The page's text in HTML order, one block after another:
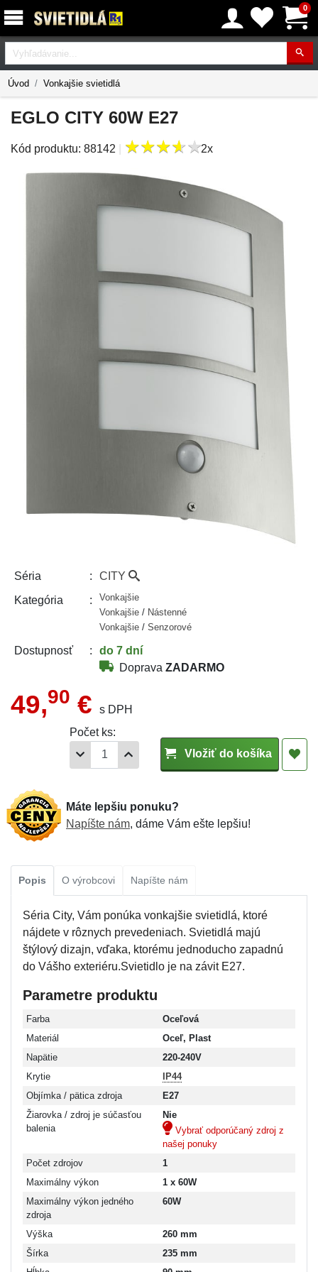
0
Vyhľadávanie
Úvod Vonkajšie svietidlá
EGLO CITY 60W E27
Kód produktu: 88142 ★★★★★
★★★★★2x
Séria CITY
Kategória
Vonkajšie
Vonkajšie / Nástenné
Vonkajšie / Senzorové
Dostupnosť
do 7 dní
Doprava ZADARMO
49,90 €
s DPH
Počet ks:
Vložiť do košíka
Máte lepšiu ponuku?
Napíšte nám, dáme Vám ešte lepšiu!
Popis O výrobcovi Napíšte nám
Séria City, Vám ponúka vonkajšie svietidlá, ktoré
nájdete v rôznych prevedeniach. Svietidlá majú
štýlový dizajn, vďaka, ktorému jednoducho zapadnú
do Vášho exteriéru.Svietidlo je na závit E27.
Parametre produktu
Farba
Oceľová
Materiál
Oceľ, Plast
Napätie
220-240V
Krytie
IP44
Objímka / pätica zdroja
E27
Žiarovka / zdroj je súčasťou
balenia
Nie
Vybrať odporúčaný zdroj z
našej ponuky
Počet zdrojov
1
Maximálny výkon
1 x 60W
Maximálny výkon jedného
zdroja
60W
Výška
260 mm
Šírka
235 mm